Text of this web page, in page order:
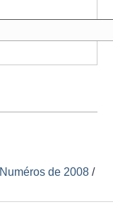
Numéros de 2008 /